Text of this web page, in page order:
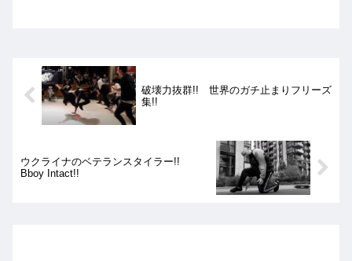
破壊力抜群!! 世界のガチ止まりフリーズ
集!!
ウクライナのベテランスタイラー!!
Bboy Intact!!